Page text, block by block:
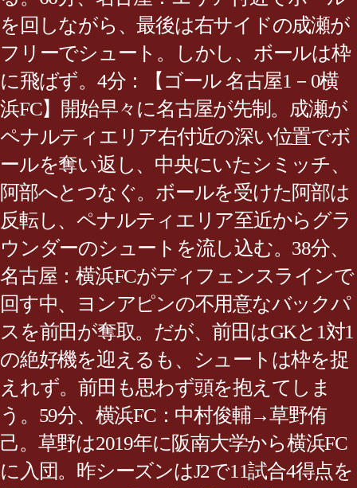
を回しながら、最後は右サイドの成瀬が
フリーでシュート。しかし、ボールは枠
に飛ばず。4分：【ゴール 名古屋1－0横
浜FC】開始早々に名古屋が先制。成瀬が
ペナルティエリア右付近の深い位置でボ
ールを奪い返し、中央にいたシミッチ、
阿部へとつなぐ。ボールを受けた阿部は
反転し、ペナルティエリア至近からグラ
ウンダーのシュートを流し込む。38分、
名古屋：横浜FCがディフェンスラインで
回す中、ヨンアピンの不用意なバックパ
スを前田が奪取。だが、前田はGKと1対1
の絶好機を迎えるも、シュートは枠を捉
えれず。前田も思わず頭を抱えてしま
う。59分、横浜FC：中村俊輔→草野侑
己。草野は2019年に阪南大学から横浜FC
に入団。昨シーズンはJ2で11試合4得点を